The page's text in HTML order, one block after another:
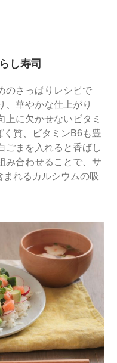
し寿司
のさっぱりレシピで
、華やかな仕上がり
上に欠かせないビタミ
質、ビタミンB6も豊
ごまを入れると香ばし
み合わせることで、サ
れるカルシウムの吸